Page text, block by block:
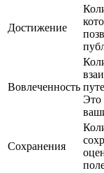
Достижение
Вовлеченность
Это
Сохранения